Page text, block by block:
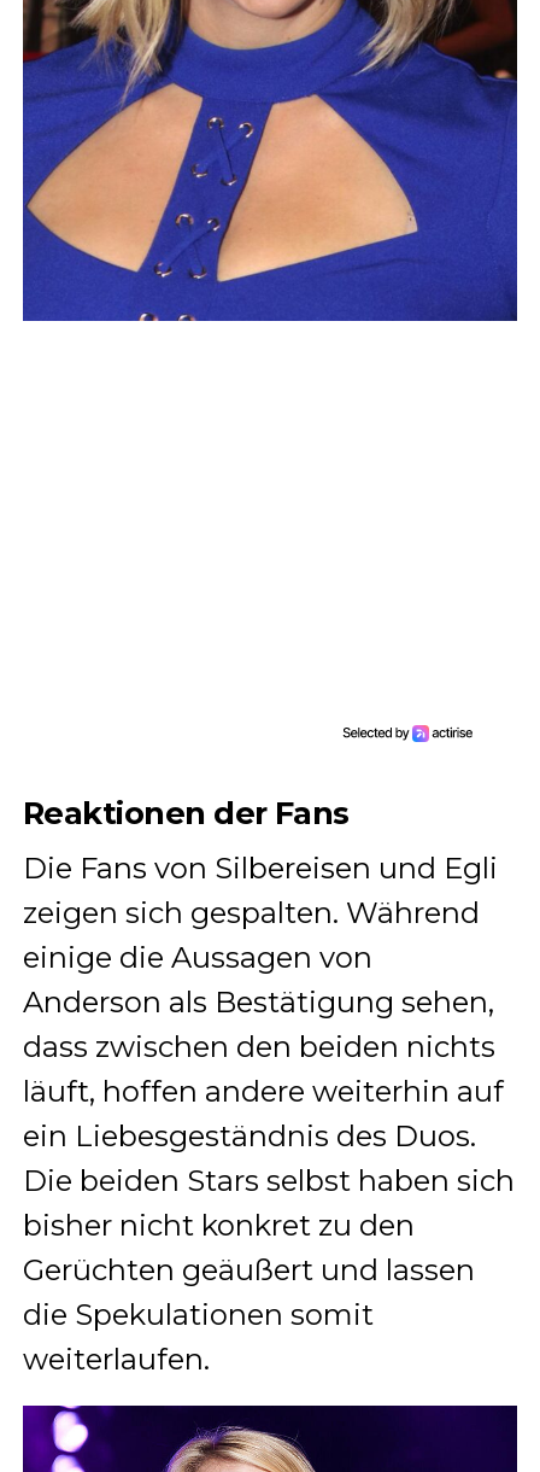
Reaktionen der Fans
Die Fans von Silbereisen und Egli
zeigen sich gespalten. Während
einige die Aussagen von
Anderson als Bestätigung sehen,
dass zwischen den beiden nichts
läuft, hoffen andere weiterhin auf
ein Liebesgeständnis des Duos.
Die beiden Stars selbst haben sich
bisher nicht konkret zu den
Gerüchten geäußert und lassen
die Spekulationen somit
weiterlaufen.